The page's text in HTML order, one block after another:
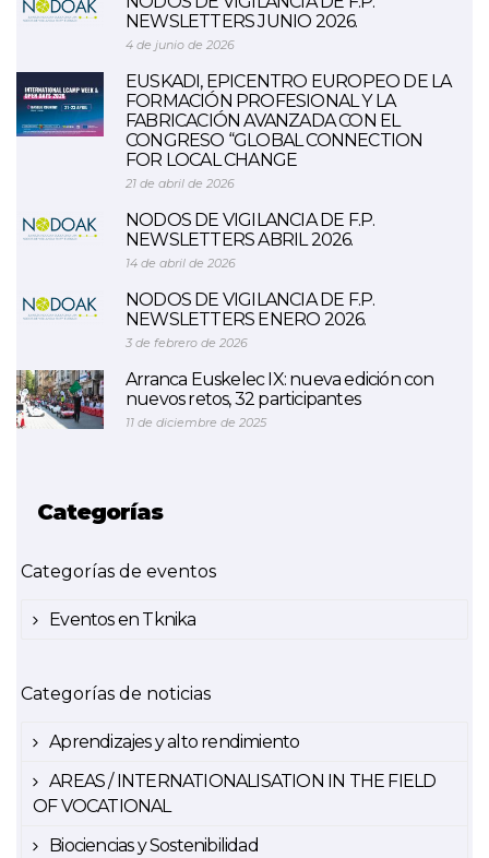
NEWSLETTERS JUNIO 2026.
4 de junio de 2026
EUSKADI, EPICENTRO EUROPEO DE LA
FORMACIÓN PROFESIONAL Y LA
FABRICACIÓN AVANZADA CON EL
CONGRESO “GLOBAL CONNECTION
FOR LOCAL CHANGE
21 de abril de 2026
NODOS DE VIGILANCIA DE F.P.
NEWSLETTERS ABRIL 2026.
14 de abril de 2026
NODOS DE VIGILANCIA DE F.P.
NEWSLETTERS ENERO 2026.
3 de febrero de 2026
Arranca Euskelec IX: nueva edición con
nuevos retos, 32 participantes
11 de diciembre de 2025
Categorías
Categorías de eventos
Eventos en Tknika
Categorías de noticias
Aprendizajes y alto rendimiento
AREAS / INTERNATIONALISATION IN THE FIELD
OF VOCATIONAL
Biociencias y Sostenibilidad